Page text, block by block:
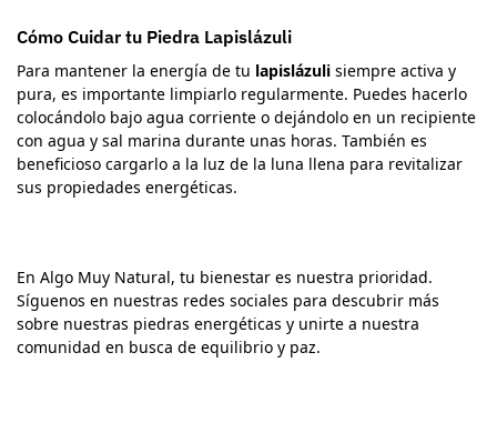
Cómo Cuidar tu Piedra Lapislázuli
Para mantener la energía de tu lapislázuli siempre activa y
pura, es importante limpiarlo regularmente. Puedes hacerlo
colocándolo bajo agua corriente o dejándolo en un recipiente
con agua y sal marina durante unas horas. También es
beneficioso cargarlo a la luz de la luna llena para revitalizar
sus propiedades energéticas.
En Algo Muy Natural, tu bienestar es nuestra prioridad.
Síguenos en nuestras redes sociales para descubrir más
sobre nuestras piedras energéticas y unirte a nuestra
comunidad en busca de equilibrio y paz.